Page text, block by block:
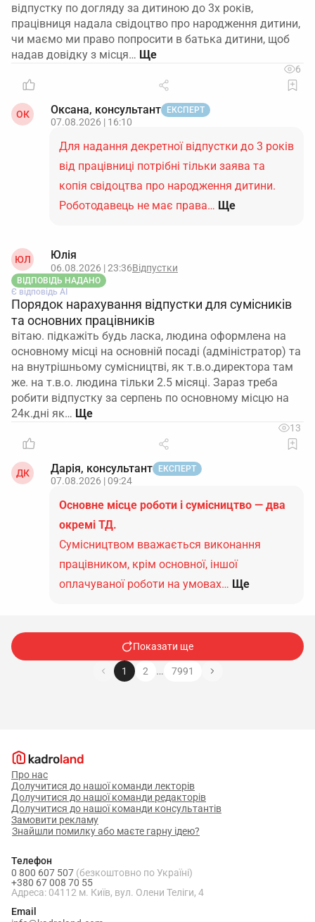
відпустку по догляду за дитиною до 3х років,
працівниця надала свідоцтво про народження дитини,
чи маємо ми право попросити в батька дитини, щоб
надав довідку з місця…
6
ОК Оксана, консультант ЕКСПЕРТ
07.08.2026 | 16:10
Для надання декретної відпустки до 3 років
від працівниці потрібні тільки заява та
копія свідоцтва про народження дитини.
Роботодавець не має права… Ще
ЮЛ Юлія
06.08.2026 | 23:36Відпустки
ВІДПОВІДЬ НАДАНО
Є відповідь АІ
Порядок нарахування відпустки для сумісників
та основних працівників
вітаю. підкажіть будь ласка, людина оформлена на
основному місці на основній посаді (адміністратор) та
на внутрішньому сумісництві, як т.в.о.директора там
же. на т.в.о. людина тільки 2.5 місяці. Зараз треба
робити відпустку за серпень по основному місцю на
24к.дні як…
13
ДК Дарія, консультант ЕКСПЕРТ
07.08.2026 | 09:24
Основне місце роботи і сумісництво — два
окремі ТД.
Сумісництвом вважається виконання
працівником, крім основної, іншої
оплачуваної роботи на умовах… Ще
Показати ще
1 2 … 7991
Про нас
Долучитися до нашої команди лекторів
Долучитися до нашої команди редакторів
Долучитися до нашої команди консультантів
Замовити рекламу
Знайшли помилку або маєте гарну ідею?
Телефон
0 800 607 507 (безкоштовно по Україні)
+380 67 008 70 55
Адреса: 04112 м. Київ, вул. Олени Теліги, 4
Email